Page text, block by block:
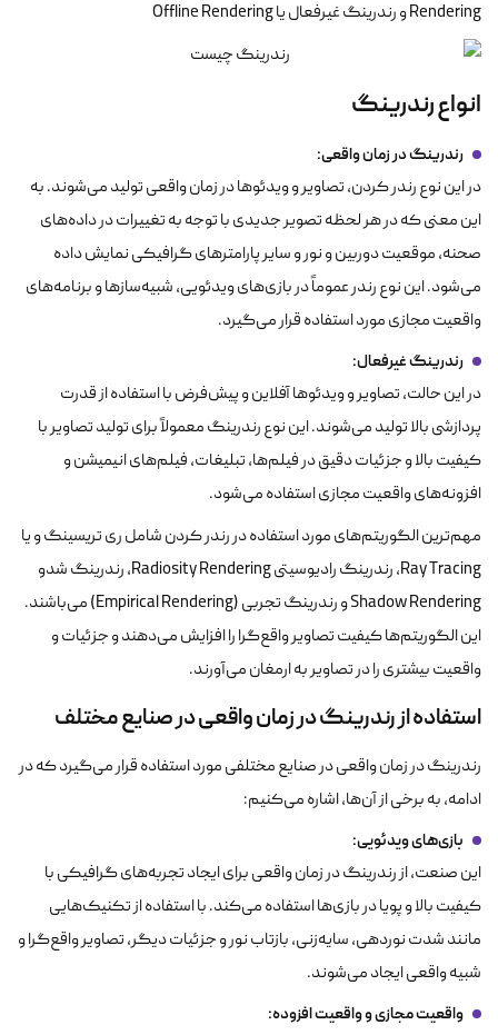
Rendering و رندرینگ غیرفعال یا Offline Rendering
انواع رندرینگ
رندرینگ در زمان واقعی:
در این نوع رندر کردن، تصاویر و ویدئوها در زمان واقعی تولید می‌شوند. به
این معنی که در هر لحظه تصویر جدیدی با توجه به تغییرات در داده‌های
صحنه، موقعیت دوربین و نور و سایر پارامترهای گرافیکی نمایش داده
می‌شود. این نوع رندر عموماً در بازی‌های ویدئویی، شبیه‌سازها و برنامه‌های
واقعیت مجازی مورد استفاده قرار می‌گیرد.
رندرینگ غیرفعال:
در این حالت، تصاویر و ویدئوها آفلاین و پیش‌فرض با استفاده از قدرت
پردازشی بالا تولید می‌شوند. این نوع رندرینگ معمولاً برای تولید تصاویر با
کیفیت بالا و جزئیات دقیق در فیلم‌ها، تبلیغات، فیلم‌های انیمیشن و
افزونه‌های واقعیت مجازی استفاده می‌شود.
مهم‌ترین الگوریتم‌های مورد استفاده در رندر کردن شامل ری تریسینگ و یا
Ray Tracing، رندرینگ رادیوسیتی Radiosity Rendering، رندرینگ شدو
Shadow Rendering و رندرینگ تجربی (Empirical Rendering) می‌باشند.
این الگوریتم‌ها کیفیت تصاویر واقع‌گرا را افزایش می‌دهند و جزئیات و
واقعیت بیشتری را در تصاویر به ارمغان می‌آورند.
استفاده از رندرینگ در زمان واقعی در صنایع مختلف
رندرینگ در زمان واقعی در صنایع مختلفی مورد استفاده قرار می‌گیرد که در
ادامه، به برخی از آن‌ها، اشاره می‌کنیم:
بازی‌های ویدئویی:
این صنعت، از رندرینگ در زمان واقعی برای ایجاد تجربه‌های گرافیکی با
کیفیت بالا و پویا در بازی‌ها استفاده می‌کند. با استفاده از تکنیک‌هایی
مانند شدت نوردهی، سایه‌زنی، بازتاب نور و جزئیات دیگر، تصاویر واقع‌گرا و
شبیه واقعی ایجاد می‌شوند.
واقعیت مجازی و واقعیت افزوده: